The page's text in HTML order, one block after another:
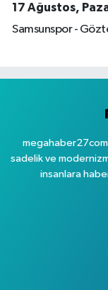
17 Ağustos,
Samsunspor -
sadelik ve
insanlara